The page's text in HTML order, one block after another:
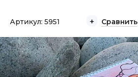
Артикул: 5951 Сравнить